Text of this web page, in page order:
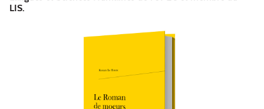
LIS.